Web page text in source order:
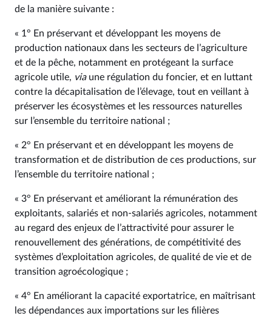
de la manière suivante :
« 1° En préservant et développant les moyens de
production nationaux dans les secteurs de l’agriculture
et de la pêche, notamment en protégeant la surface
agricole utile, viaune régulation du foncier, et en luttant
contre la décapitalisation de l’élevage, tout en veillant à
préserver les écosystèmes et les ressources naturelles
sur l’ensemble du territoire national ;
« 2° En préservant et en développant les moyens de
transformation et de distribution de ces productions, sur
l’ensemble du territoire national ;
« 3° En préservant et améliorant la rémunération des
exploitants, salariés et non-salariés agricoles, notamment
au regard des enjeux de l’attractivité pour assurer le
renouvellement des générations, de compétitivité des
systèmes d’exploitation agricoles, de qualité de vie et de
transition agroécologique ;
« 4° En améliorant la capacité exportatrice, en maîtrisant
les dépendances aux importations sur les filières